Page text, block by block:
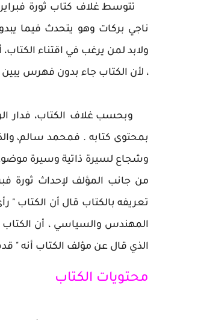
تتوسط غلاف كتاب ثورة
ناجي بركات وهو يتحدث فيما
ولابد لمن يرغب في اقتناء
، لأن الكتاب جاء بدون فهرس يبين
وبحسب غلاف الكتاب، فدار
بمحتوى كتابه . فمحمد سالم،
وشجاع لسيرة ذاتية وسيرة
تعريفه بالكتاب قال أن الكتاب "
المهندس والسياسي ، أن الكتاب
الذي قال عن مؤلف الكتاب أنه "
محتويات الكتاب